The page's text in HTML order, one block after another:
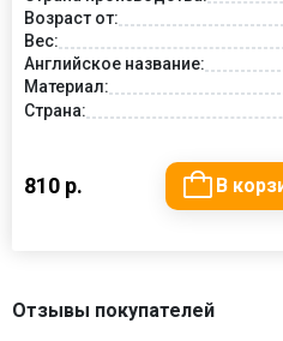
Возраст от:
Вес:
Английское название:
Материал:
Страна:
810 р. В
Отзывы покупателей